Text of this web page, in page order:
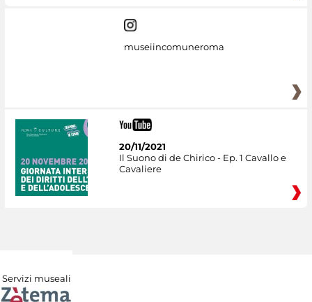
museiincomuneroma
20/11/2021
Il Suono di de Chirico - Ep. 1 Cavallo e
Cavaliere
Servizi museali